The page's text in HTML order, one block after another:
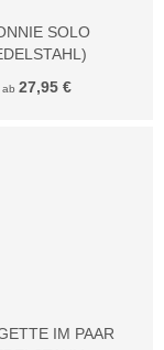
SOLO
ab 27,95 €
IM PAAR